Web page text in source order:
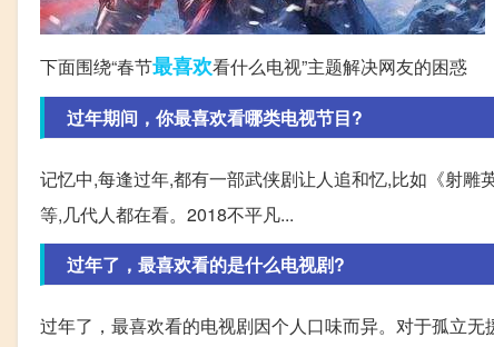
下面围绕“春节最喜欢看什么电视”主题解决网友的困惑
过年期间，你最喜欢看哪类电视节目?
记忆中,每逢过年,都有一部武侠剧让人追和忆,比如《射雕
等,几代人都在看。2018不平凡...
过年了，最喜欢看的是什么电视剧?
过年了，最喜欢看的电视剧因个人口味而异。对于孤立